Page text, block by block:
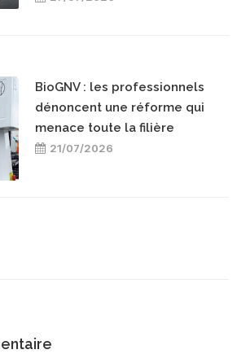
BioGNV : les professionnels
dénoncent une réforme qui
menace toute la filière
21/07/2026